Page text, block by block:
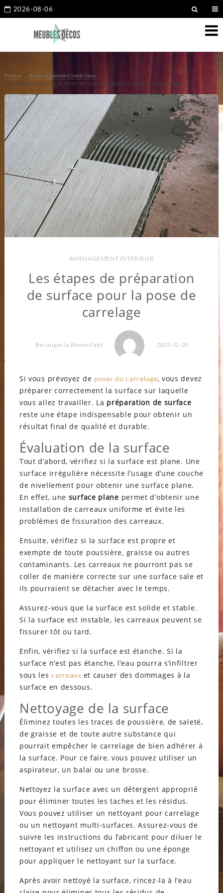
2026-08-06
Home
Aménagement intérieur
Les étapes de préparation de surface pour la pose de carrelage
AMÉNAGEMENT INTÉRIEUR
Les étapes de préparation
de surface pour la pose de
carrelage
Berangaria Bonenfant 2023-11-20
Si vous prévoyez de poser du carrelage, vous devez
préparer correctement la surface sur laquelle
vous allez travailler. La préparation de surface
reste une étape indispensable pour obtenir un
résultat final de qualité et durable.
Évaluation de la surface
Tout d’abord, vérifiez si la surface est plane. Une
surface irrégulière nécessite l’usage d’une couche
de nivellement pour obtenir une surface plane.
En effet, une surface plane permet d’obtenir une
installation de carreaux uniforme et évite les
problèmes de fissuration des carreaux.
Ensuite, vérifiez si la surface est propre et
exempte de toute poussière, graisse ou autres
contaminants. Les carreaux ne pourront pas se
coller de manière correcte sur une surface sale et
ils pourraient se détacher avec le temps.
Assurez-vous que la surface est solide et stable.
Si la surface est instable, les carreaux peuvent se
fissurer tôt ou tard.
Enfin, vérifiez si la surface est étanche. Si la
surface n’est pas étanche, l’eau pourra s’infiltrer
sous lescarreaux et causer des dommages à la
surface en dessous.
Nettoyage de la surface
Éliminez toutes les traces de poussière, de saleté,
de graisse et de toute autre substance qui
pourrait empêcher le carrelage de bien adhérer à
la surface. Pour ce faire, vous pouvez utiliser un
aspirateur, un balai ou une brosse.
Nettoyez la surface avec un détergent approprié
pour éliminer toutes les taches et les résidus.
Vous pouvez utiliser un nettoyant pour carrelage
ou un nettoyant multi-surfaces. Assurez-vous de
suivre les instructions du fabricant pour diluer le
nettoyant et utilisez un chiffon ou une éponge
pour appliquer le nettoyant sur la surface.
Après avoir nettoyé la surface, rincez-la à l’eau